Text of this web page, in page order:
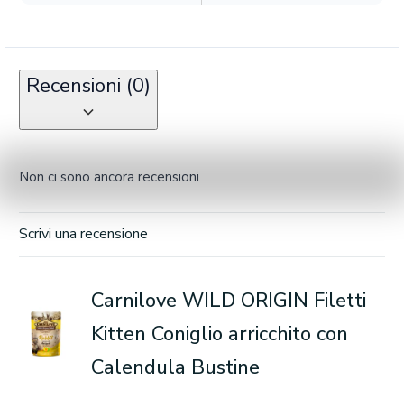
Recensioni (0)
Non ci sono ancora recensioni
Scrivi una recensione
Carnilove WILD ORIGIN Filetti
Kitten Coniglio arricchito con
Calendula Bustine